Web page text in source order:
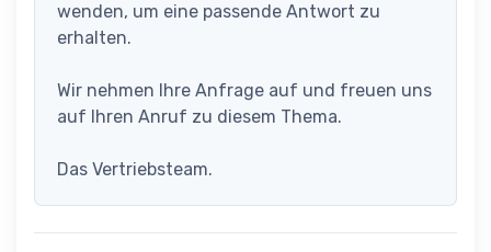
wenden, um eine passende Antwort zu
erhalten.
Wir nehmen Ihre Anfrage auf und freuen uns
auf Ihren Anruf zu diesem Thema.
Das Vertriebsteam.